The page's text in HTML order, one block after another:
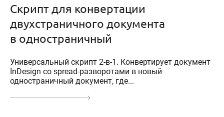
Скрипт для конвертации
двухстраничного документа
в одностраничный
Универсальный скрипт 2-в-1. Конвертирует документ
InDesign со spread-разворотами в новый
одностраничный документ, где...